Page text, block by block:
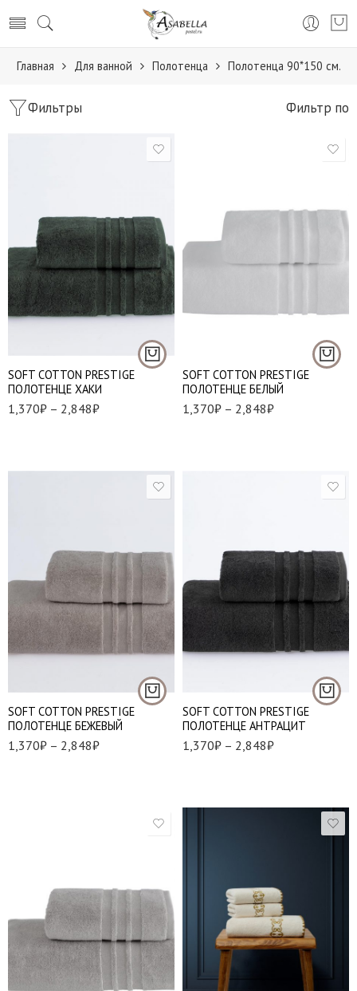
Главная Для ванной Полотенца Полотенца 90*150 см.
Фильтры Фильтр по
SOFT СOTTON PRESTIGE
ПОЛОТЕНЦЕ ХАКИ
1,370₽ – 2,848₽
50*100 см. - 1 шт.
SOFT СOTTON PRESTIGE
ПОЛОТЕНЦЕ БЕЛЫЙ
1,370₽ – 2,848₽
SOFT СOTTON PRESTIGE
ПОЛОТЕНЦЕ БЕЖЕВЫЙ
1,370₽ – 2,848₽
50*100 см. - 1 шт.
SOFT СOTTON PRESTIGE
ПОЛОТЕНЦЕ АНТРАЦИТ
1,370₽ – 2,848₽
50*100 см. - 1 шт.
50*100 см. - 1 шт.
50*100 см. - 1 шт.